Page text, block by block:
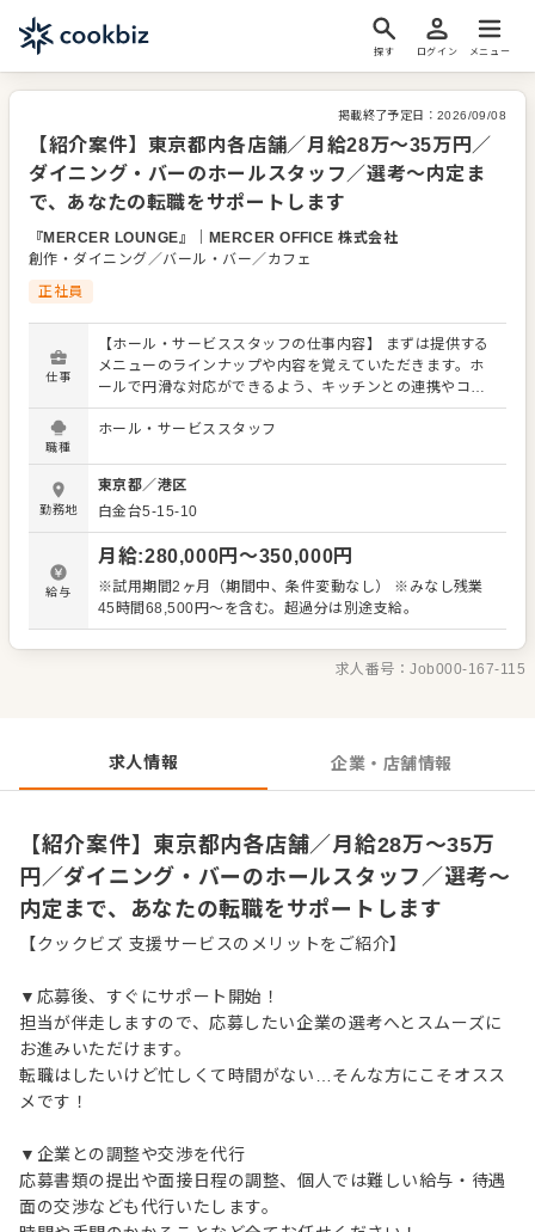
探す ログイン メニュー
掲載終了予定日： 2026/09/08
【紹介案件】東京都内各店舗／月給28万～35万円／
ダイニング・バーのホールスタッフ／選考～内定ま
で、あなたの転職をサポートします
『MERCER LOUNGE』
MERCER OFFICE 株式会社
創作・ダイニング／バール・バー／カフェ
正社員
仕事
【ホール・サービススタッフの仕事内容】 まずは提供する
メニューのラインナップや内容を覚えていただきます。ホ
ールで円滑な対応ができるよう、キッチンとの連携やコミ
ュニケーションも大切にしてください。 お店の顔として、
お客さまから直接感謝の言葉をいただいたり、改善要求な
ーに共有しながら、よりよいお店づくりを心がけてくださ
い。オペレーション改善などのアイデアも大歓迎です。
【具体的には…】 ・お席へのご案内、オーダーテイク、レ
ジ対応など接客全般 ・ドリンク作り、提供 ・テーブルの片
づけ、清掃 ・予約管理、電話対応 など 入社後はスキルに
合わせた業務からお任せしますので、徐々に仕事の幅を広
げていきましょう。成長をしっかりサポートしますので、
くはステップアップなどもめざせます。
職種
ホール・サービススタッフ
勤務地
東京都／港区
白金台5-15-10
給与
月給:280,000円〜350,000円
※試用期間2ヶ月（期間中、条件変動なし） ※みなし残業
45時間68,500円～を含む。超過分は別途支給。
求人番号：Job000-167-115
求人情報 企業・店舗情報
【紹介案件】東京都内各店舗／月給28万～35万
円／ダイニング・バーのホールスタッフ／選考～
内定まで、あなたの転職をサポートします
【クックビズ 支援サービスのメリットをご紹介】
▼応募後、すぐにサポート開始！
担当が伴走しますので、応募したい企業の選考へとスムーズに
お進みいただけます。
転職はしたいけど忙しくて時間がない…そんな方にこそオスス
メです！
▼企業との調整や交渉を代行
応募書類の提出や面接日程の調整、個人では難しい給与・待遇
面の交渉なども代行いたします。